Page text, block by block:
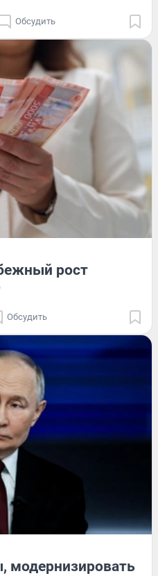
Обсудить
рост
Обсудить
модернизировать